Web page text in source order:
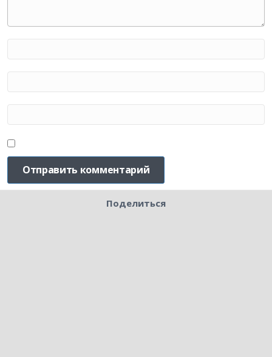
Поделиться